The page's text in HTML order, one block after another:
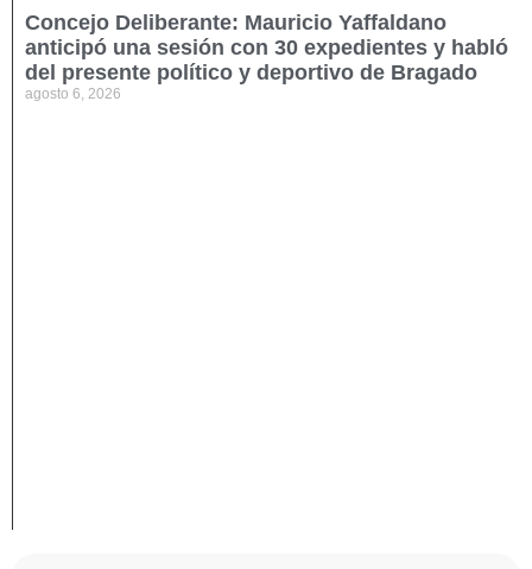
Concejo Deliberante: Mauricio Yaffaldano
anticipó una sesión con 30 expedientes y habló
del presente político y deportivo de Bragado
agosto 6, 2026